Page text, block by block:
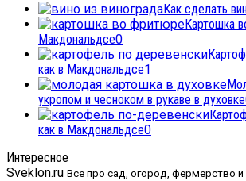
Как сделать
Картошка
Макдональдсе0
как в Макдональдсе1
укропом и чесноком в рукаве в духовке
как в Макдональдсе0
Интересное
Sveklon.ru Все про сад, огород, фермерство